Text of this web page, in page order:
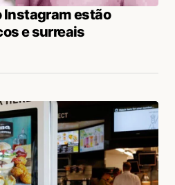
Instagram estão
e surreais